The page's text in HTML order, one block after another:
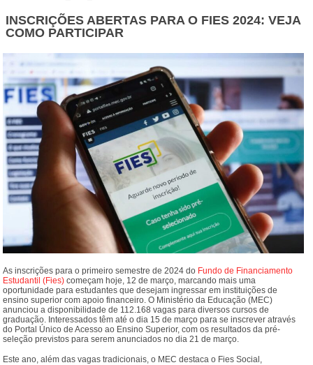
INSCRIÇÕES ABERTAS PARA O FIES 2024: VEJA
COMO PARTICIPAR
As inscrições para o primeiro semestre de 2024 do Fundo de Financiamento
Estudantil (Fies)começam hoje, 12 de março, marcando mais uma
oportunidade para estudantes que desejam ingressar em instituições de
ensino superior com apoio financeiro. O Ministério da Educação (MEC)
anunciou a disponibilidade de 112.168 vagas para diversos cursos de
graduação. Interessados têm até o dia 15 de março para se inscrever através
do Portal Único de Acesso ao Ensino Superior, com os resultados da pré-
seleção previstos para serem anunciados no dia 21 de março.
Este ano, além das vagas tradicionais, o MEC destaca o Fies Social,